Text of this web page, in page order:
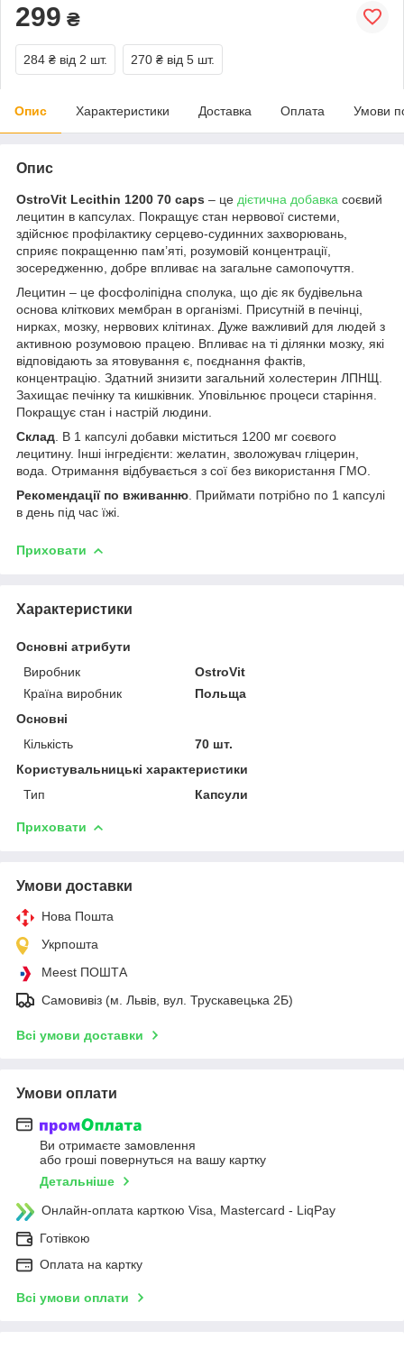
299 ₴
284 ₴ від 2 шт. 270 ₴ від 5 шт.
Опис Характеристики Доставка Оплата Умови
Опис
OstroVit Lecithin 1200 70 caps – це дієтична добавка соєвий
лецитин в капсулах. Покращує стан нервової системи,
здійснює профілактику серцево-судинних захворювань,
сприяє покращенню пам’яті, розумовій концентрації,
зосередженню, добре впливає на загальне самопочуття.
Лецитин – це фосфоліпідна сполука, що діє як будівельна
основа кліткових мембран в організмі. Присутній в печінці,
нирках, мозку, нервових клітинах. Дуже важливий для людей з
активною розумовою працею. Впливає на ті ділянки мозку, які
відповідають за ятовування є, поєднання фактів,
концентрацію. Здатний знизити загальний холестерин ЛПНЩ.
Захищає печінку та кишківник. Уповільнює процеси старіння.
Покращує стан і настрій людини.
Склад . В 1 капсулі добавки міститься 1200 мг соєвого
лецитину. Інші інгредієнти: желатин, зволожувач гліцерин,
вода. Отримання відбувається з сої без використання ГМО.
Рекомендації по вживанню . Приймати потрібно по 1 капсулі
в день під час їжі.
Приховати
Характеристики
Основні атрибути
Виробник
OstroVit
Країна виробник
Польща
Основні
Кількість
70 шт.
Користувальницькі характеристики
Тип
Капсули
Приховати
Умови доставки
Нова Пошта
Укрпошта
Meest ПОШТА
Самовивіз (м. Львів, вул. Трускавецька 2Б)
Всі умови доставки
Умови оплати
Ви отримаєте замовлення
або гроші повернуться на вашу картку
Детальніше
Онлайн-оплата карткою Visa, Mastercard - LiqPay
Готівкою
Оплата на картку
Всі умови оплати